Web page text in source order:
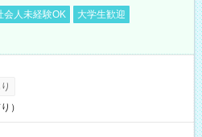
会人未経験OK
大学生歓迎
）